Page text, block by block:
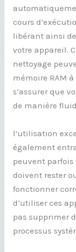
cours
libérant ainsi
votre appareil.
nettoyage
mémoire RAM
s’assurer que
de manière
l’utilisation
également
peuvent
doivent rester
fonctionner
d’utiliser ces
pas supprimer
processus